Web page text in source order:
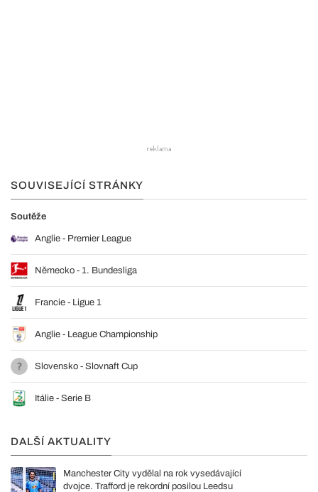
SOUVISEJÍCÍ STRÁNKY
Soutěže
Anglie - Premier League
Německo - 1. Bundesliga
Francie - Ligue 1
Anglie - League Championship
Slovensko - Slovnaft Cup
Itálie - Serie B
DALŠÍ AKTUALITY
Manchester City vydělal na rok vysedávající
dvojce. Trafford je rekordní posilou Leedsu